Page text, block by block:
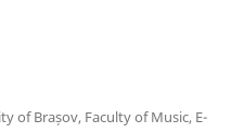
of Brașov, Faculty of Music, E-